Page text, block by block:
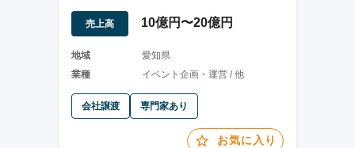
通貫対応
売上高 10億円〜20億円
地域
愛知県
業種
イベント企画・運営 / 他
会社譲渡 専門家あり
お気に入り